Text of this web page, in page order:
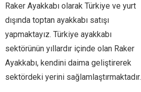
Raker Ayakkabı olarak Türkiye ve yurt
dışında toptan ayakkabı satışı
yapmaktayız. Türkiye ayakkabı
sektörünün yıllardır içinde olan Raker
Ayakkabı, kendini daima geliştirerek
sektördeki yerini sağlamlaştırmaktadır.